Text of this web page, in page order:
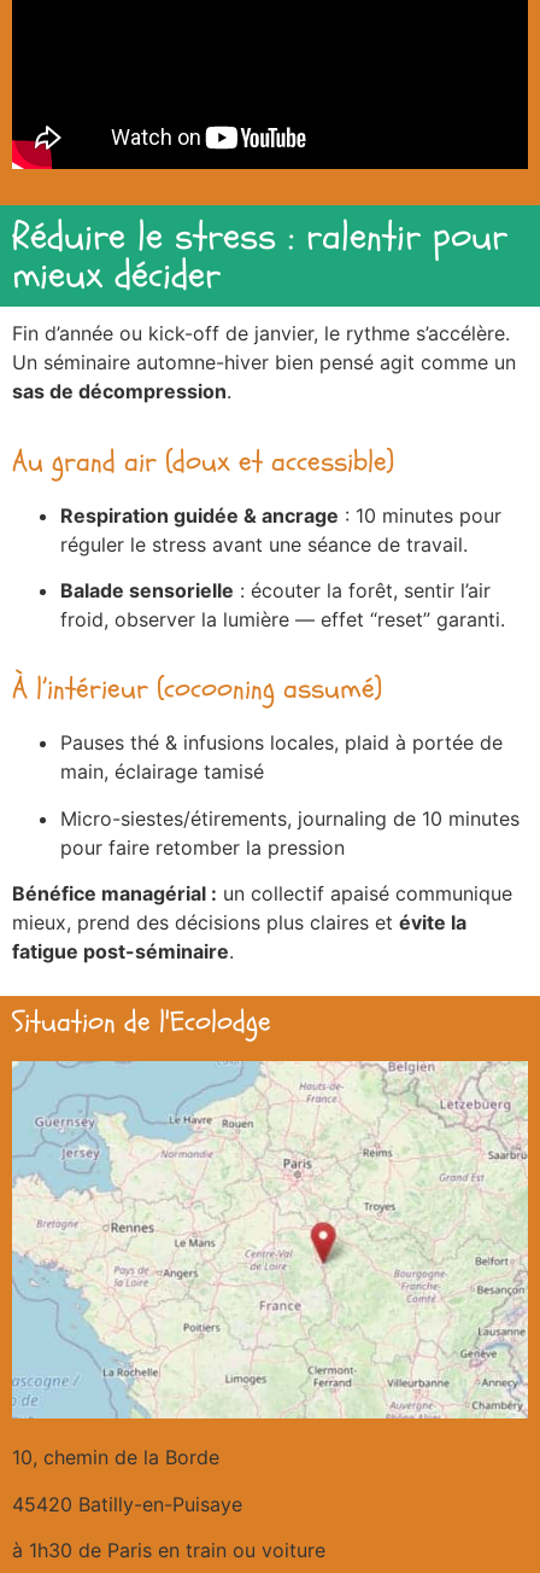
Réduire le stress : ralentir pour
mieux décider
Fin d’année ou kick-off de janvier, le rythme s’accélère.
Un séminaire automne-hiver bien pensé agit comme un
sas de décompression.
Au grand air (doux et accessible)
Respiration guidée & ancrage : 10 minutes pour
réguler le stress avant une séance de travail.
Balade sensorielle : écouter la forêt, sentir l’air
froid, observer la lumière — effet “reset” garanti.
À l’intérieur (cocooning assumé)
Pauses thé & infusions locales, plaid à portée de
main, éclairage tamisé
Micro-siestes/étirements, journaling de 10 minutes
pour faire retomber la pression
Bénéfice managérial : un collectif apaisé communique
mieux, prend des décisions plus claires et évite la
fatigue post-séminaire.
Situation de l'Ecolodge
10, chemin de la Borde
45420 Batilly-en-Puisaye
à 1h30 de Paris en train ou voiture